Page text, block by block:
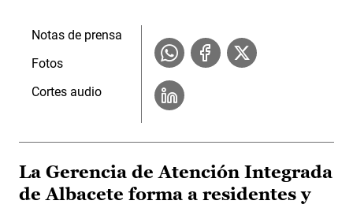
Notas de prensa
Fotos
Cortes audio
La Gerencia de Atención Integrada
de Albacete forma a residentes y